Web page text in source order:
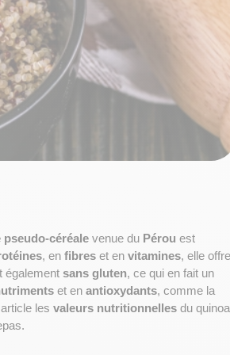
pseudo-céréale venue du Pérou est
, en fibres et en vitamines, elle offre
également sans gluten, ce qui en fait un
et en antioxydants
les valeurs nutritionnelles du